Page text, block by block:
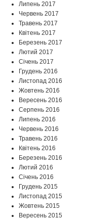
Липень 2017
Червень 2017
Травень 2017
Квітень 2017
Березень 2017
Лютий 2017
Січень 2017
Грудень 2016
Листопад 2016
Жовтень 2016
Вересень 2016
Серпень 2016
Липень 2016
Червень 2016
Травень 2016
Квітень 2016
Березень 2016
Лютий 2016
Січень 2016
Грудень 2015
Листопад 2015
Жовтень 2015
Вересень 2015